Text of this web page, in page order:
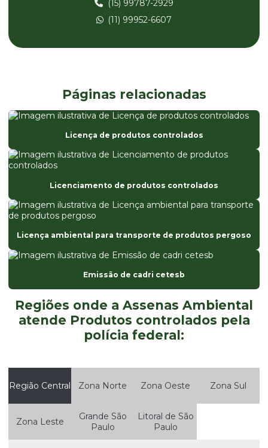
Cadri valor
Cetesb plano de logistica reversa
Compensação ambiental
Compensação ambiental loteamento
Compensação ambiental por supressão de vegetação
Consultoria ambiental em são paulo
Consultoria ambiental online
Consultoria ambiental preço
Consultoria ambiental serviços
Consultoria ambiental serviços em são paulo
Consultoria ambiental valor
Consultoria de meio ambiente
Consultoria residuos
(15) 99787-2929
(11) 99952-6607
Páginas relacionadas
Licença de produtos controlados
Licenciamento de produtos controlados
Licença ambiental para transporte de produtos pergoso
Emissão de cadri cetesb
Regiões onde a Assenas Ambiental
atende Produtos controlados pela
polícia federal:
Região Central Zona Norte Zona Oeste Zona Sul
Zona Leste
Grande São
Paulo
Litoral de São
Paulo